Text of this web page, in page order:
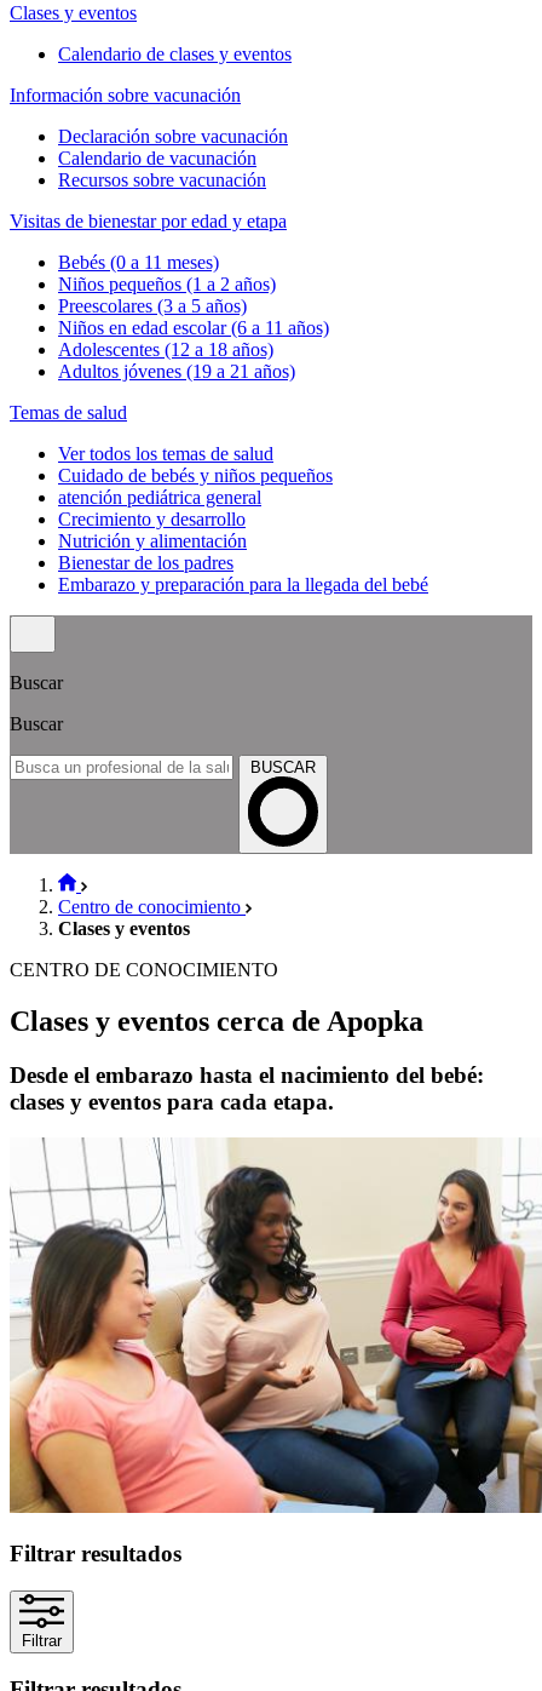
Clases y eventos
Calendario de clases y eventos
Información sobre vacunación
Declaración sobre vacunación
Calendario de vacunación
Recursos sobre vacunación
Visitas de bienestar por edad y etapa
Bebés (0 a 11 meses)
Niños pequeños (1 a 2 años)
Preescolares (3 a 5 años)
Niños en edad escolar (6 a 11 años)
Adolescentes (12 a 18 años)
Adultos jóvenes (19 a 21 años)
Temas de salud
Ver todos los temas de salud
Cuidado de bebés y niños pequeños
atención pediátrica general
Crecimiento y desarrollo
Nutrición y alimentación
Bienestar de los padres
Embarazo y preparación para la llegada del bebé
Buscar
Buscar
BUSCAR
Centro de conocimiento
Clases y eventos
CENTRO DE CONOCIMIENTO
Clases y eventos cerca de Apopka
Desde el embarazo hasta el nacimiento del bebé:
clases y eventos para cada etapa.
Filtrar resultados
Filtrar